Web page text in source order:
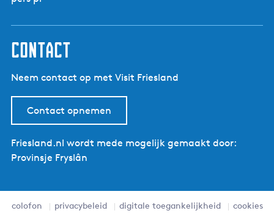
contact
Neem contact op met Visit Friesland
Contact opnemen
Friesland.nl wordt mede mogelijk gemaakt door:
Provinsje Fryslân
colofon privacybeleid digitale toegankelijkheid
cookies